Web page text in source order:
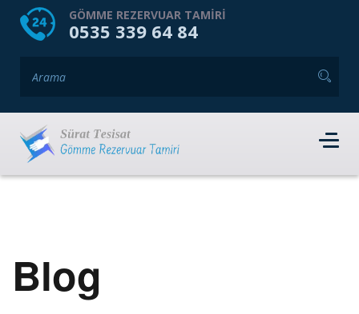
HOME HAKKIMIZDA
GÖMME REZERVUAR TAMIRI
0535 339 64 84
Blog